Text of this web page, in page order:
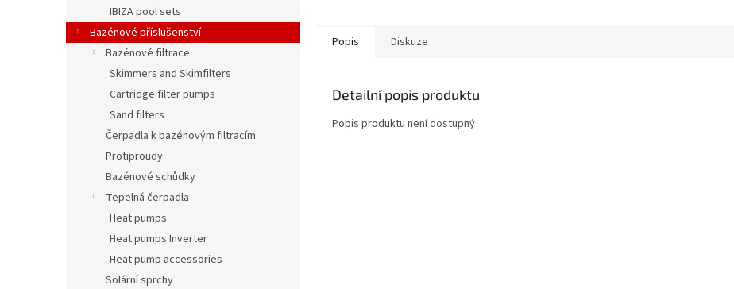
IBIZA pool sets
Bazénové příslušenství
Bazénové filtrace
Skimmers and Skimfilters
Cartridge filter pumps
Sand filters
Čerpadla k bazénovým filtracím
Protiproudy
Bazénové schůdky
Tepelná čerpadla
Heat pumps
Heat pumps Inverter
Heat pump accessories
Solární sprchy
Popis Diskuze
Detailní popis produktu
Popis produktu není dostupný